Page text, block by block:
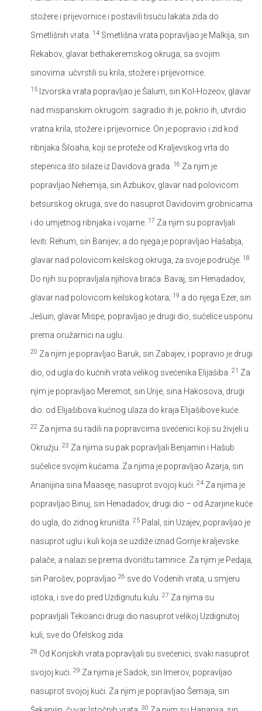
stožere i prijevornice i postavili tisuću lakata zida do
Smetlišnih vrata.
14 Smetlišna vrata popravljao je Malkija, sin
Rekabov, glavar bethakeremskog okruga, sa svojim
sinovima: učvrstili su krila, stožere i prijevornice.
15 Izvorska vrata popravljao je Šalum, sin Kol-Hozeov, glavar
nad mispanskim okrugom: sagradio ih je, pokrio ih, utvrdio
vratna krila, stožere i prijevornice. On je popravio i zid kod
ribnjaka Šiloaha, koji se proteže od Kraljevskog vrta do
stepenica što silaze iz Davidova grada.
16 Za njim je
popravljao Nehemija, sin Azbukov, glavar nad polovicom
betsurskog okruga, sve do nasuprot Davidovim grobnicama
i do umjetnog ribnjaka i vojarne. 17 Za njim su popravljali
leviti: Rehum, sin Banijev; a do njega je popravljao Hašabja,
glavar nad polovicom keilskog okruga, za svoje područje. 18
Do njih su popravljala njihova braća: Bavaj, sin Henadadov,
glavar nad polovicom keilskog kotara; 19 a do njega Ezer, sin
Ješuin, glavar Mispe, popravljao je drugi dio, sučelice usponu
prema oružarnici na uglu.
20 Za njim je popravljao Baruk, sin Zabajev, i popravio je drugi
dio, od ugla do kućnih vrata velikog svećenika Elijašiba. 21 Za
njim je popravljao Meremot, sin Urije, sina Hakosova, drugi
dio: od Elijašibova kućnog ulaza do kraja Elijašibove kuće.
22 Za njima su radili na popravcima svećenici koji su živjeli u
Okružju. 23 Za njima su pak popravljali Benjamin i Hašub
sučelice svojim kućama. Za njima je popravljao Azarja, sin
Ananijina sina Maaseje, nasuprot svojoj kući. 24 Za njima je
popravljao Binuj, sin Henadadov, drugi dio – od Azarjine kuće
do ugla, do zidnog kruništa. 25 Palal, sin Uzajev, popravljao je
nasuprot uglu i kuli koja se uzdiže iznad Gornje kraljevske
palače, a nalazi se prema dvorištu tamnice. Za njim je Pedaja,
sin Parošev, popravljao 26 sve do Vodenih vrata, u smjeru
istoka, i sve do pred Uzdignutu kulu. 27 Za njima su
popravljali Tekoanci drugi dio nasuprot velikoj Uzdignutoj
kuli, sve do Ofelskog zida.
28 Od Konjskih vrata popravljali su svećenici, svaki nasuprot
svojoj kući. 29 Za njima je Sadok, sin Imerov, popravljao
nasuprot svojoj kući. Za njim je popravljao Šemaja, sin
30